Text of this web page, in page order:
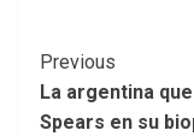
Post
Previous
La argentina
Spears en su